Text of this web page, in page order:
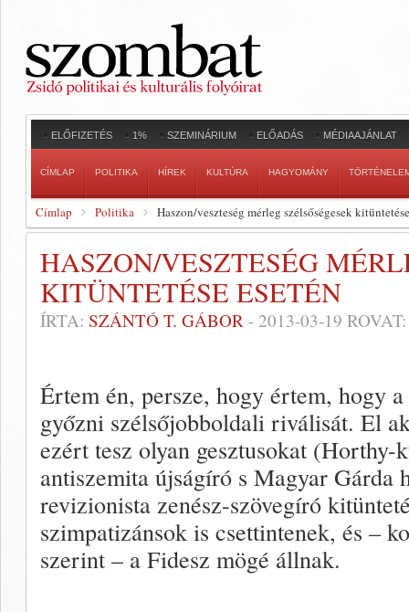
ELŐFIZETÉS 1% SZEMINÁRIUM ELŐADÁS MÉDIAAJÁNLAT
CÍMLAP POLITIKA HÍREK KULTÚRA HAGYOMÁNY
Címlap Politika Haszon/veszteség mérleg szélsőségesek
HASZON/VESZTESÉG
KITÜNTETÉSE ESETÉN
ÍRTA: SZÁNTÓ T. GÁBOR - 2013-03-19
Értem én, persze, hogy értem, hogy
győzni szélsőjobboldali riválisát. El
ezért tesz olyan gesztusokat (Horthy-
antiszemita újságíró s Magyar Gárda
revizionista zenész-szövegíró
szimpatizánsok is csettintenek, és –
szerint – a Fidesz mögé állnak.